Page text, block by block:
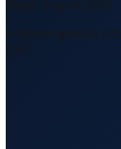
Stand: August 2026
Angaben gemäss
(DE)